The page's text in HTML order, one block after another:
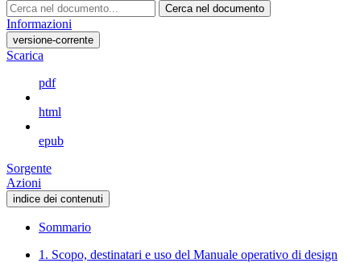
Cerca nel documento
Informazioni
versione-corrente
Scarica
pdf
html
epub
Sorgente
Azioni
indice dei contenuti
Sommario
1. Scopo, destinatari e uso del Manuale operativo di design